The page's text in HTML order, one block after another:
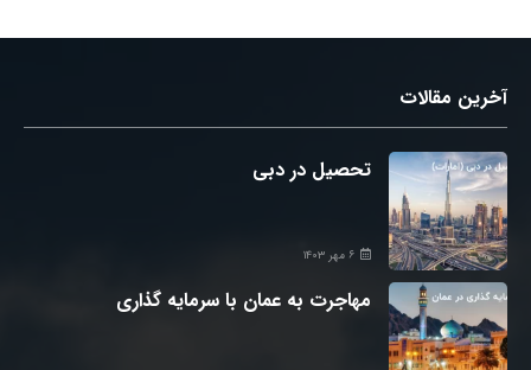
آخرین مقالات
تحصیل در دبی
۶ مهر ۱۴۰۳
مهاجرت به عمان با سرمایه گذاری